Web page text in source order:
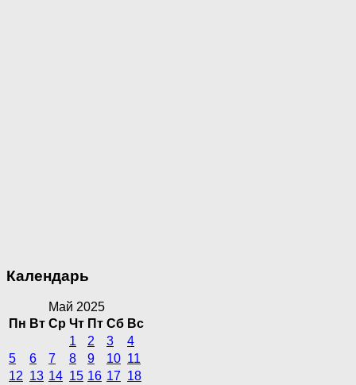
Календарь
Май 2025
Пн Вт Ср Чт Пт Сб Вс
1
2 3
4
5
6 7 8 9 10 11
12 13 14 15 16 17 18